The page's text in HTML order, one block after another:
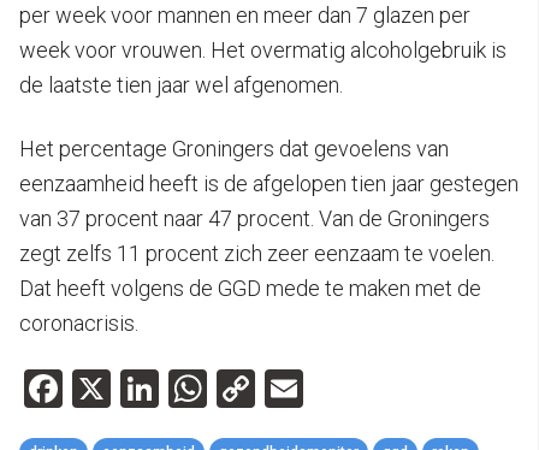
per week voor mannen en meer dan 7 glazen per
week voor vrouwen. Het overmatig alcoholgebruik is
de laatste tien jaar wel afgenomen.
Het percentage Groningers dat gevoelens van
eenzaamheid heeft is de afgelopen tien jaar gestegen
van 37 procent naar 47 procent. Van de Groningers
zegt zelfs 11 procent zich zeer eenzaam te voelen.
Dat heeft volgens de GGD mede te maken met de
coronacrisis.
Facebook
X LinkedIn
WhatsApp
Copy
Link